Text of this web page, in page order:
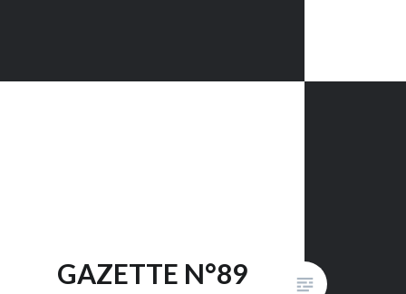
GAZETTE N°89